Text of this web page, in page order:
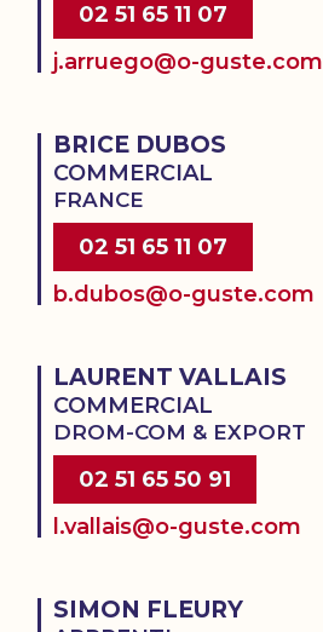
02 51 65 11 07
j.arruego@o-guste.com
BRICE DUBOS
COMMERCIAL
FRANCE
02 51 65 11 07
b.dubos@o-guste.com
LAURENT VALLAIS
COMMERCIAL
DROM-COM & EXPORT
02 51 65 50 91
l.vallais@o-guste.com
SIMON FLEURY